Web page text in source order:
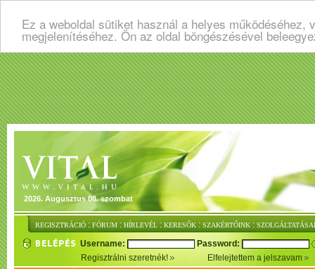
Ez a weboldal sütiket használ a helyes
megjelenítéséhez. Ön az oldal böngészésével
2026. Augusztus 08. szombat
REGISZTRÁCIÓ : FÓRUM : HÍRLEVÉL : KERESŐK : SZAKÉRTŐINK :
Username:
Password:
Regisztrálni szeretnék!
Elfelejtettem a jelszavam